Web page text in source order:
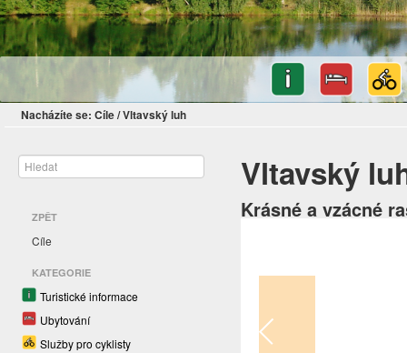
Nacházíte se: Cíle/Vltavský luh
ZPĚT
Cíle
KATEGORIE
Turistické informace
Ubytování
Služby pro cyklisty
Vltavský
Krásné a vzácné